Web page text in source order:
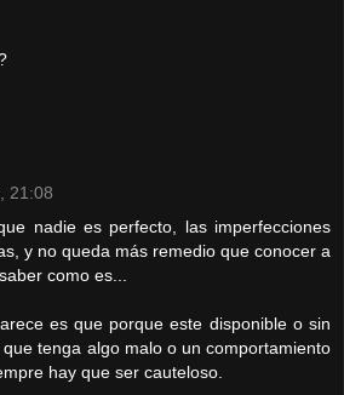
21:08
nadie es perfecto, las imperfecciones
y no queda más remedio que conocer a
como es...
es que porque este disponible o sin
tenga algo malo o un comportamiento
hay que ser cauteloso.